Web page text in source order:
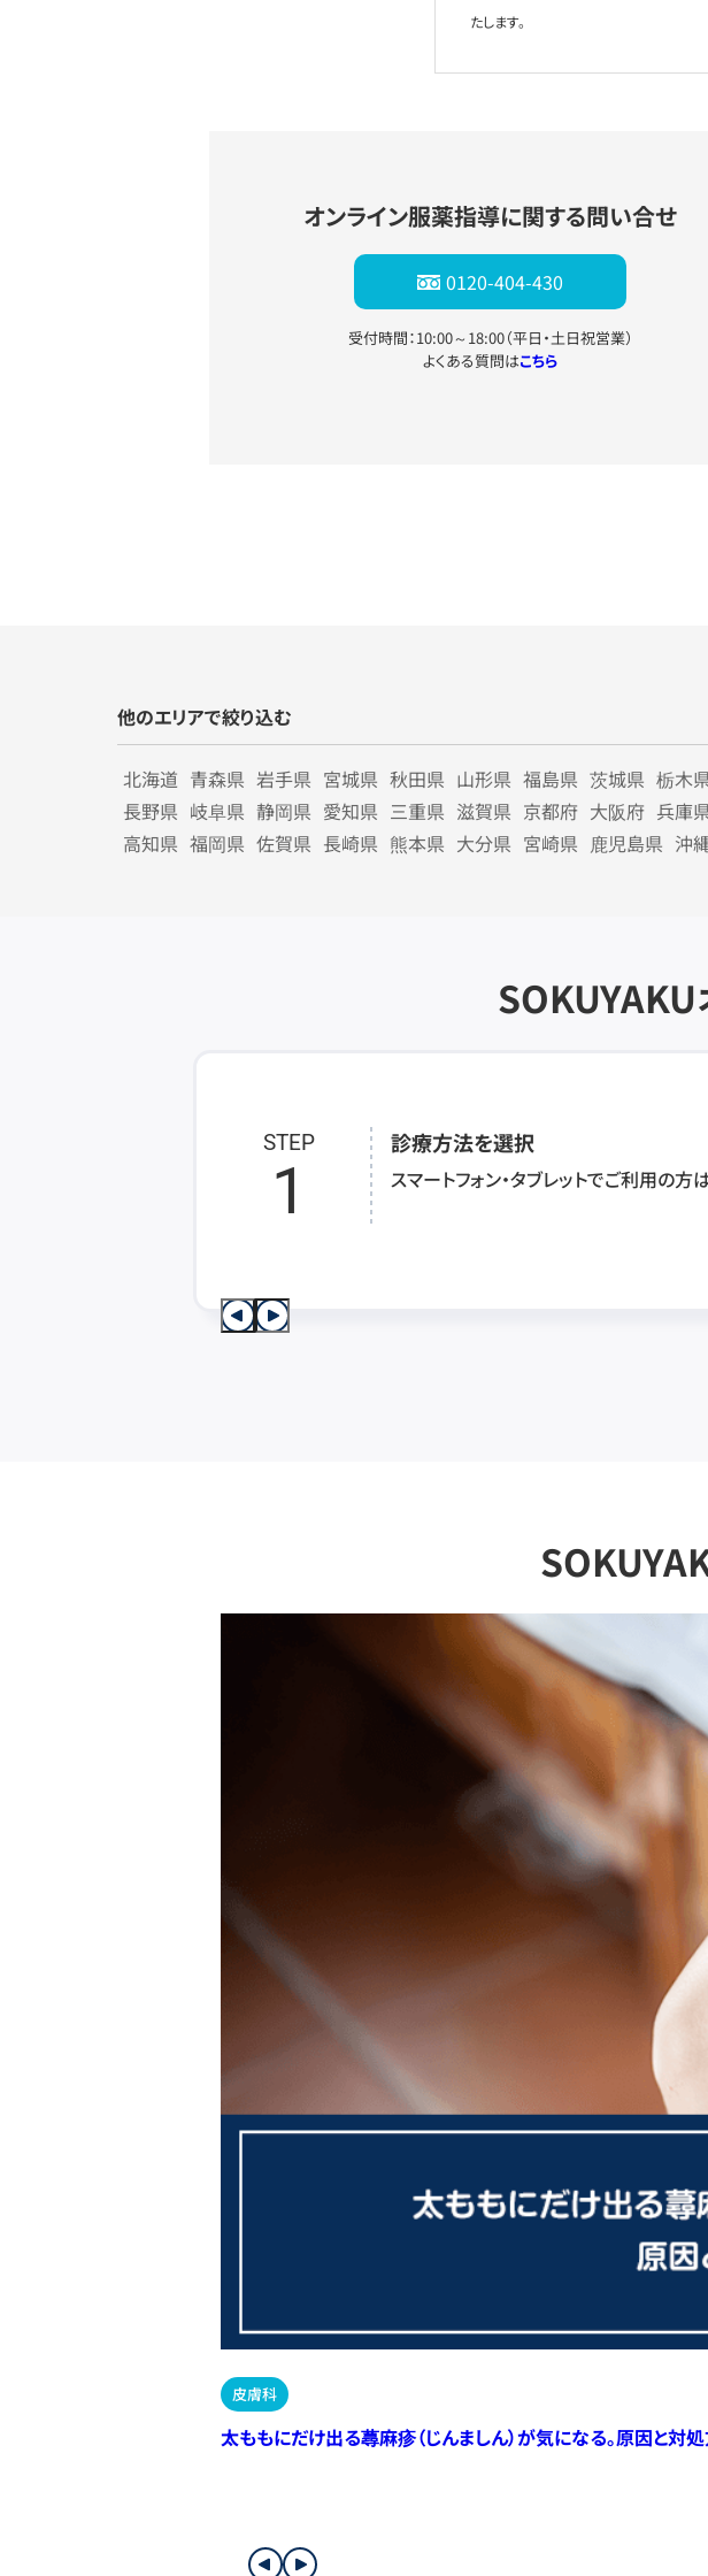
たします。
オンライン服薬指導に関する問い合せ
0120-404-430
受付時間：10:00～18:00（平日・土日祝営業）
よくある質問はこちら
他のエリアで絞り込む
北海道 青森県 岩手県 宮城県 秋田県 山形県 福島県 茨城県 栃木
長野県 岐阜県 静岡県 愛知県 三重県 滋賀県 京都府 大阪府 兵庫
高知県 福岡県 佐賀県 長崎県 熊本県 大分県 宮崎県 鹿児島県 沖
SOKUYAKU
STEP
1
診療方法を選択
スマートフォン・タブレットでご利用の方
皮膚科
太ももにだけ出る蕁麻疹（じんましん）が気になる。原因と対処